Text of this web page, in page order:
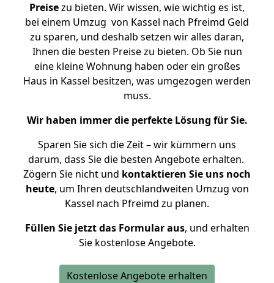
Preisezu bieten. Wir wissen, wie wichtig es ist,
bei einem Umzug von Kassel nach Pfreimd Geld
zu sparen, und deshalb setzen wir alles daran,
Ihnen die besten Preise zu bieten. Ob Sie nun
eine kleine Wohnung haben oder ein großes
Haus in Kassel besitzen, was umgezogen werden
muss.
Wir haben immer die perfekte Lösung für Sie.
Sparen Sie sich die Zeit – wir kümmern uns
darum, dass Sie die besten Angebote erhalten.
Zögern Sie nicht und kontaktieren Sie uns noch
heute, um Ihren deutschlandweiten Umzug von
Kassel nach Pfreimd zu planen.
Füllen Sie jetzt das Formular aus, und erhalten
Sie kostenlose Angebote.
Kostenlose Angebote erhalten